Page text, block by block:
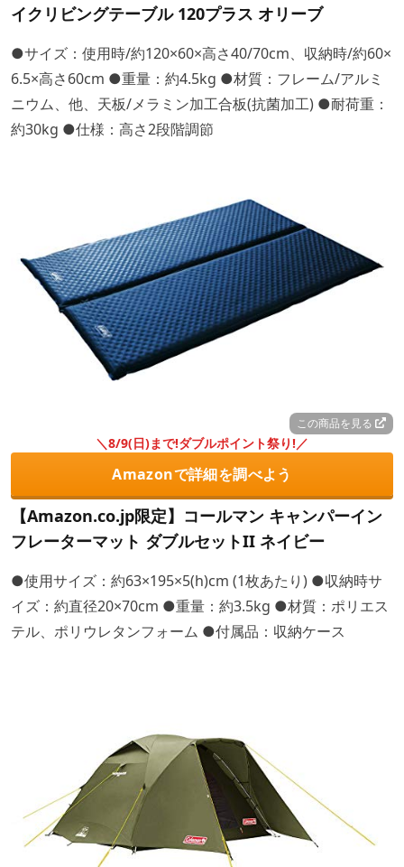
イクリビングテーブル 120プラス オリーブ
●サイズ：使用時/約120×60×高さ40/70cm、収納時/約60×
6.5×高さ60cm ●重量：約4.5kg ●材質：フレーム/アルミ
ニウム、他、天板/メラミン加工合板(抗菌加工) ●耐荷重：
約30kg ●仕様：高さ2段階調節
この商品を見る
＼8/9(日)まで!ダブルポイント祭り!／
Amazonで詳細を調べよう
【Amazon.co.jp限定】コールマン キャンパーイン
フレーターマット ダブルセットII ネイビー
●使用サイズ：約63×195×5(h)cm (1枚あたり) ●収納時サ
イズ：約直径20×70cm ●重量：約3.5kg ●材質：ポリエス
テル、ポリウレタンフォーム ●付属品：収納ケース